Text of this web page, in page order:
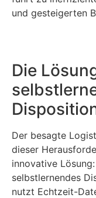
und gesteigerten
Die
Der besagte
dieser
innovative
selbstlernendes
nutzt Echtzeit-